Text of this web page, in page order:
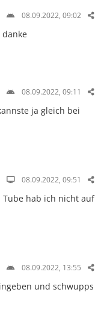
08.09.2022, 09:02
08.09.2022, 09:11
ja gleich bei
08.09.2022, 09:51
Tube hab ich nicht auf
08.09.2022, 13:55
und schwupps